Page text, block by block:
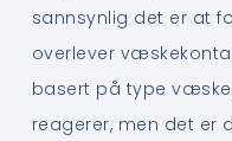
sannsynlig det er at
overlever
basert på type
reagerer, men det er